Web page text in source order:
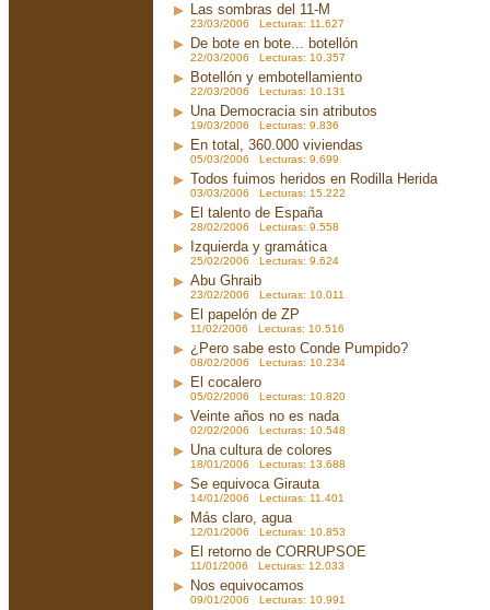
Las sombras del 11-M
23/03/2006 Lecturas: 11.627
De bote en bote... botellón
22/03/2006 Lecturas: 10.357
Botellón y embotellamiento
22/03/2006 Lecturas: 10.131
Una Democracia sin atributos
19/03/2006 Lecturas: 9.836
En total, 360.000 viviendas
05/03/2006 Lecturas: 9.699
Todos fuimos heridos en Rodilla Herida
03/03/2006 Lecturas: 15.222
El talento de España
28/02/2006 Lecturas: 9.558
Izquierda y gramática
25/02/2006 Lecturas: 9.624
Abu Ghraib
23/02/2006 Lecturas: 10.011
El papelón de ZP
11/02/2006 Lecturas: 10.516
¿Pero sabe esto Conde Pumpido?
08/02/2006 Lecturas: 10.234
El cocalero
05/02/2006 Lecturas: 10.820
Veinte años no es nada
02/02/2006 Lecturas: 10.548
Una cultura de colores
18/01/2006 Lecturas: 13.688
Se equivoca Girauta
14/01/2006 Lecturas: 11.401
Más claro, agua
12/01/2006 Lecturas: 10.853
El retorno de CORRUPSOE
11/01/2006 Lecturas: 12.033
Nos equivocamos
09/01/2006 Lecturas: 10.991